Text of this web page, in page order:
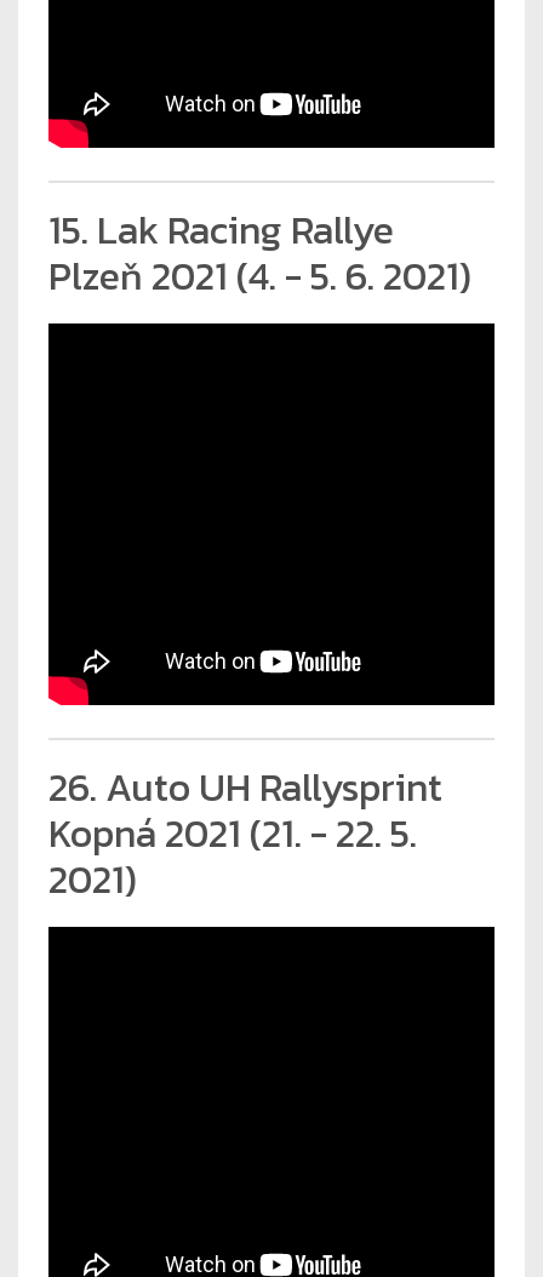
15. Lak Racing Rallye
Plzeň 2021 (4. - 5. 6. 2021)
26. Auto UH Rallysprint
Kopná 2021 (21. - 22. 5.
2021)